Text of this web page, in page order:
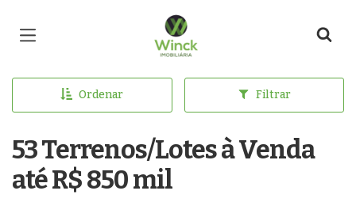
Página inicial
Ordenar Filtrar
53 Terrenos/Lotes à Venda
até R$ 850 mil